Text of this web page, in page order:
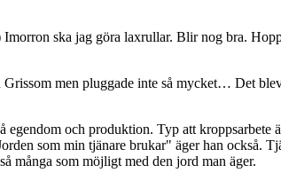
ska jag göra laxrullar. Blir nog bra.
men pluggade inte så mycket… Det
och produktion. Typ att kroppsarbete
som min tjänare brukar" äger han också.
många som möjligt med den jord man äger.